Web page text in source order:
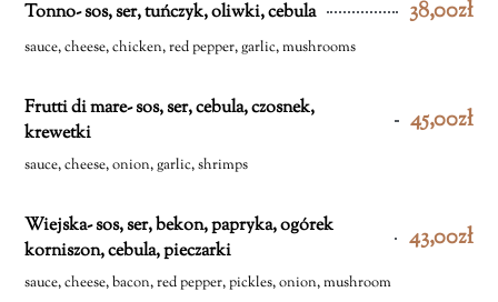
Tonno- sos, ser, tuńczyk, oliwki, cebula 38,00zł
sauce, cheese, chicken, red pepper, garlic, mushrooms
Frutti di mare- sos, ser, cebula, czosnek,
krewetki
45,00zł
sauce, cheese, onion, garlic, shrimps
Wiejska- sos, ser, bekon, papryka, ogórek
korniszon, cebula, pieczarki
43,00zł
sauce, cheese, bacon, red pepper, pickles, onion, mushroom